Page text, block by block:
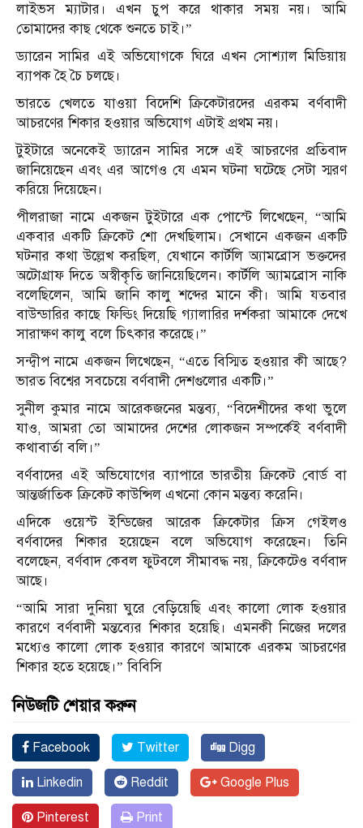
লাইভস ম্যাটার। এখন চুপ করে থাকার সময় নয়। আমি
তোমাদের কাছ থেকে শুনতে চাই।”
ড্যারেন সামির এই অভিযোগকে ঘিরে এখন সোশ্যাল মিডিয়ায়
ব্যাপক হৈ চৈ চলছে।
ভারতে খেলতে যাওয়া বিদেশি ক্রিকেটারদের এরকম বর্ণবাদী
আচরণের শিকার হওয়ার অভিযোগ এটাই প্রথম নয়।
টুইটারে অনেকেই ড্যারেন সামির সঙ্গে এই আচরণের প্রতিবাদ
জানিয়েছেন এবং এর আগেও যে এমন ঘটনা ঘটেছে সেটা স্মরণ
করিয়ে দিয়েছেন।
পীলরাজা নামে একজন টুইটারে এক পোস্টে লিখেছেন, “আমি
একবার একটি ক্রিকেট শো দেখছিলাম। সেখানে একজন একটি
ঘটনার কথা উল্লেখ করছিল, যেখানে কার্টলি অ্যামব্রোস ভক্তদের
অটোগ্রাফ দিতে অস্বীকৃতি জানিয়েছিলেন। কার্টলি অ্যামব্রোস নাকি
বলেছিলেন, আমি জানি কালু শব্দের মানে কী। আমি যতবার
বাউন্ডারির কাছে ফিল্ডিং দিয়েছি গ্যালারির দর্শকরা আমাকে দেখে
সারাক্ষণ কালু বলে চিৎকার করেছে।”
সন্দ্বীপ নামে একজন লিখেছেন, ‍“এতে বিস্মিত হওয়ার কী আছে?
ভারত বিশ্বের সবচেয়ে বর্ণবাদী দেশগুলোর একটি।”
সুনীল কুমার নামে আরেকজনের মন্তব্য, “বিদেশীদের কথা ভুলে
যাও, আমরা তো আমাদের দেশের লোকজন সম্পর্কেই বর্ণবাদী
কথাবার্তা বলি।”
বর্ণবাদের এই অভিযোগের ব্যাপারে ভারতীয় ক্রিকেট বোর্ড বা
আন্তর্জাতিক ক্রিকেট কাউন্সিল এখনো কোন মন্তব্য করেনি।
এদিকে ওয়েস্ট ইন্ডিজের আরেক ক্রিকেটার ক্রিস গেইলও
বর্ণবাদের শিকার হয়েছেন বলে অভিযোগ করেছেন। তিনি
বলেছেন, বর্ণবাদ কেবল ফুটবলে সীমাবদ্ধ নয়, ক্রিকেটেও বর্ণবাদ
আছে।
“আমি সারা দুনিয়া ঘুরে বেড়িয়েছি এবং কালো লোক হওয়ার
কারণে বর্ণবাদী মন্তব্যের শিকার হয়েছি। এমনকী নিজের দলের
মধ্যেও কালো লোক হওয়ার কারণে আমাকে এরকম আচরণের
শিকার হতে হয়েছে।” বিবিসি
নিউজটি শেয়ার করুন
Facebook Twitter Digg
Linkedin Reddit Google Plus
Pinterest Print